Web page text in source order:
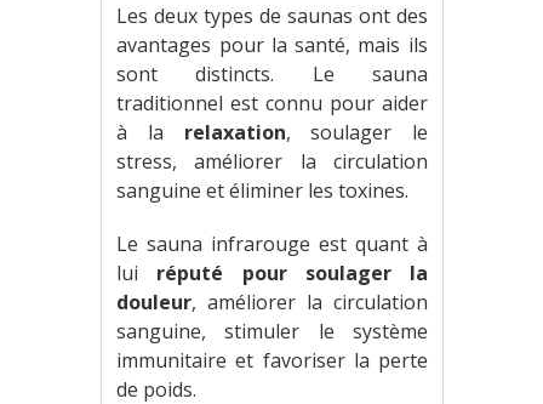
Les deux types de saunas ont des
avantages pour la santé, mais ils
sont distincts. Le sauna
traditionnel est connu pour aider
à la relaxation, soulager le
stress, améliorer la circulation
sanguine et éliminer les toxines.
Le sauna infrarouge est quant à
lui réputé pour soulager la
douleur, améliorer la circulation
sanguine, stimuler le système
immunitaire et favoriser la perte
de poids.